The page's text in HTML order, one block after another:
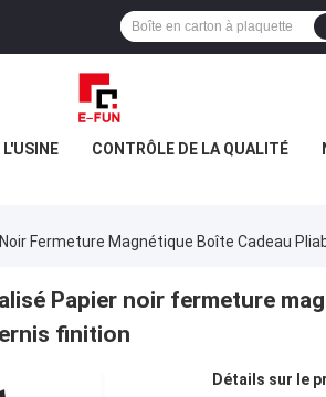
CONTRÔLE DE LA QUALITÉ
Fermeture Magnétique Boîte Cadeau
Papier noir fermeture
finition
Détails sur le